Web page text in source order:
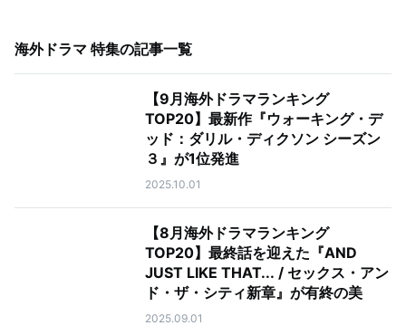
海外ドラマ 特集の記事一覧
【9月海外ドラマランキング
TOP20】最新作『ウォーキング・デ
ッド：ダリル・ディクソン シーズン
３』が1位発進
2025.10.01
【8月海外ドラマランキング
TOP20】最終話を迎えた『AND
JUST LIKE THAT... / セックス・アン
ド・ザ・シティ新章』が有終の美
2025.09.01